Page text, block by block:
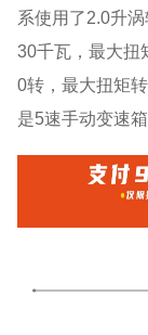
系使用了2.0升
30千瓦，最大扭
0转，最大扭矩
是5速手动变速